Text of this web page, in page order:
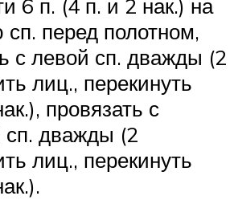
6 п. (4 п. и 2 нак.) на
сп. перед полотном,
с левой сп. дважды (2
лиц., перекинуть
провязать с
сп. дважды (2
лиц., перекинуть